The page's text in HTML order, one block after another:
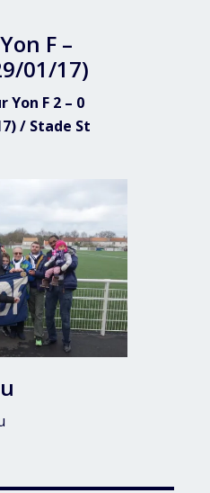
F –
01/17)
Yon F 2 – 0
/ Stade St